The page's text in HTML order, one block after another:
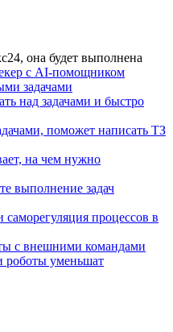
она будет выполнена
с AI-помощником
задачами
над задачами и быстро
поможет написать ТЗ
на чем нужно
выполнение задач
саморегуляция процессов в
с внешними командами
уменьшат